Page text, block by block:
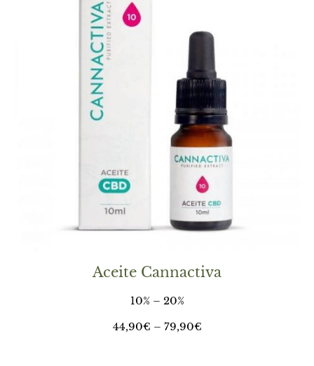
Aceite Cannactiva
10% – 20%
44,90€ – 79,90€